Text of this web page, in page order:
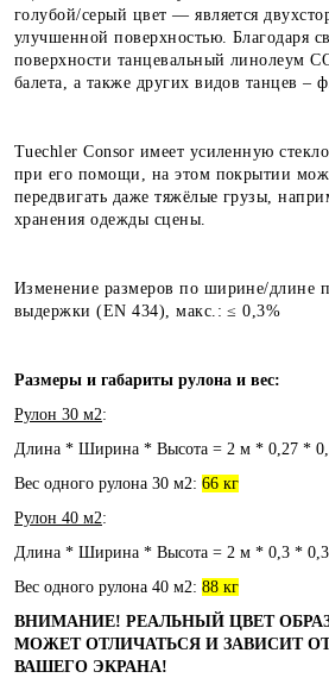
голубой/серый цвет — является
улучшенной поверхностью. Благодаря
поверхности танцевальный линолеум
балета, а также других видов танцев –
Tuechler Consor имеет усиленную
при его помощи, на этом покрытии
передвигать даже тяжёлые грузы,
хранения одежды сцены.
Изменение размеров по ширине/длине
выдержки (EN 434), макс.: ≤ 0,3%
Размеры и габариты рулона и вес:
Рулон 30 м2:
Длина * Ширина * Высота = 2 м * 0,27 *
Вес одного рулона 30 м2: 66 кг
Рулон 40 м2:
Длина * Ширина * Высота = 2 м * 0,3 *
Вес одного рулона 40 м2: 88 кг
ВНИМАНИЕ! РЕАЛЬНЫЙ ЦВЕТ
МОЖЕТ ОТЛИЧАТЬСЯ И ЗАВИСИТ
ВАШЕГО ЭКРАНА!